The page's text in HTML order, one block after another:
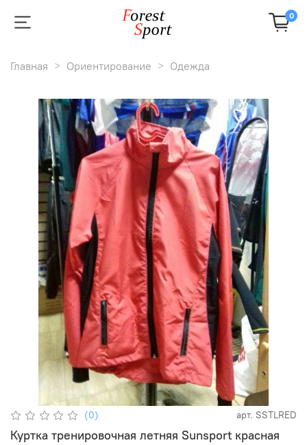
0
Главная Ориентирование Одежда
(0) арт. SSTLRED
Куртка тренировочная летняя Sunsport красная